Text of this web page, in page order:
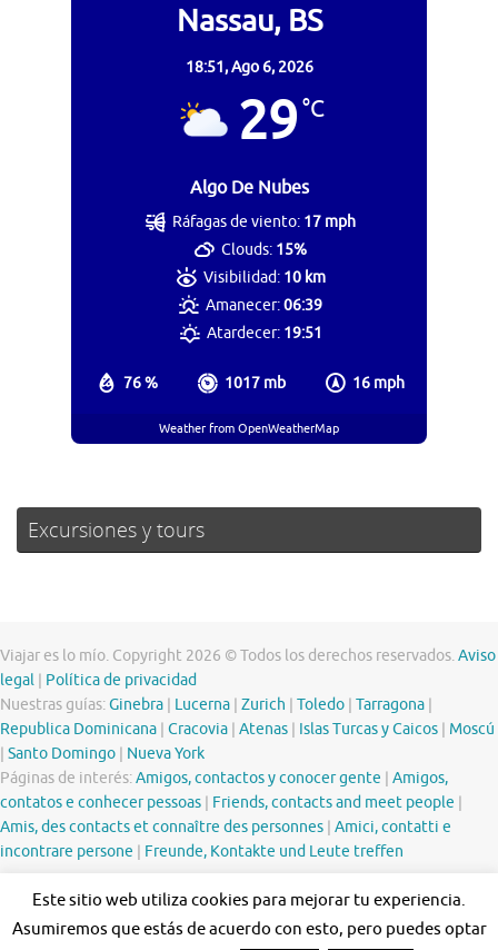
Nassau, BS
18:51,Ago 6, 2026
29°C
Algo De Nubes
76 % 1017 mb 16 mph
Ráfagas de viento: 17 mph
Clouds: 15%
Visibilidad: 10 km
Amanecer:06:39
Atardecer: 19:51
Weather from OpenWeatherMap
Excursiones y tours
Viajar es lo mío. Copyright 2026 © Todos los derechos reservados.Aviso
legal
Política de privacidad
Nuestras guías:Ginebra Lucerna Zurich Toledo Tarragona
Republica Dominicana Cracovia Atenas Islas Turcas y Caicos
Moscú
Santo Domingo
Nueva York
Páginas de interés:Amigos, contactos y conocer gente
Amigos,
contatos e conhecer pessoas
Friends, contacts and meet people
Amis, des contacts et connaître des personnes Amici, contatti e
incontrare persone
Freunde, Kontakte und Leute treffen
Este sitio web utiliza cookies para mejorar tu experiencia.
Asumiremos que estás de acuerdo con esto, pero puedes optar